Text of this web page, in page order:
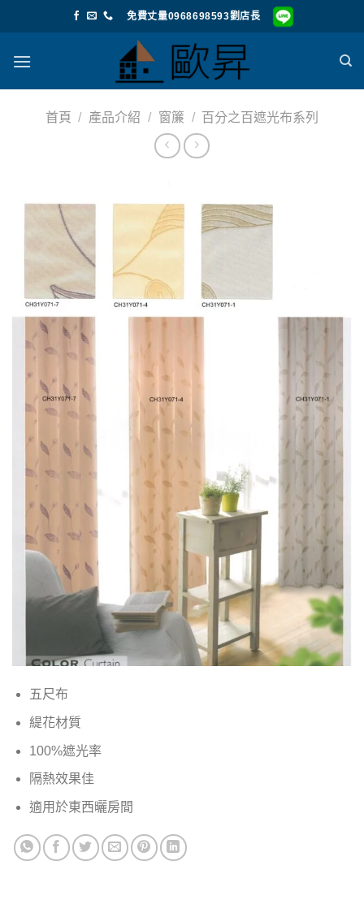
to
免費丈量0968698593劉店長
首頁 / 產品介紹 / 窗簾 / 百分之百遮光布系列
五尺布
緹花材質
100%遮光率
隔熱效果佳
適用於東西曬房間